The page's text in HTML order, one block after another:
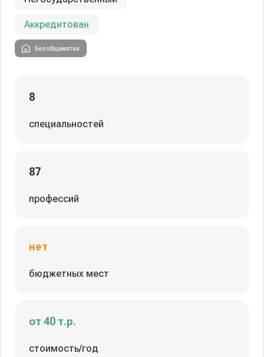
Аккредитован
Без общежития
8
специальностей
87
профессий
нет
бюджетных мест
от 40 т.р.
стоимость/год